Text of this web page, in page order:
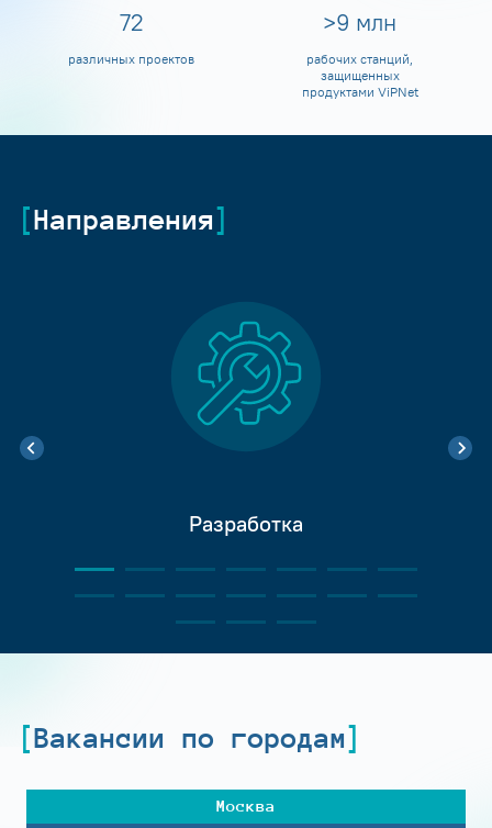
80
различных проектов
>10 млн
рабочих станций,
защищенных
продуктами ViPNet
Направления
Разработка
Вакансии по городам
Москва